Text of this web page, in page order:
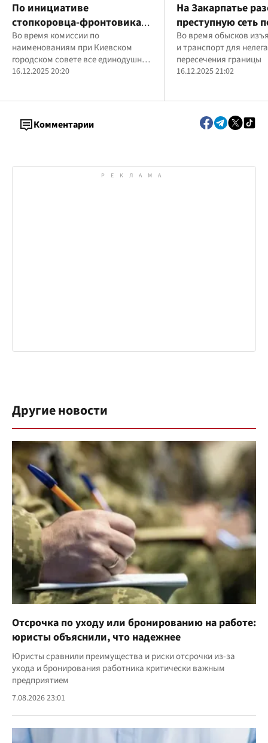
По инициативе
стопкоровца-фронтовика
Владимира Чеславского в
Киеве появится сквер
Героев Теробороны
Во время комиссии по
наименованиям при Киевском
городском совете все единодушно
поддержали инициативу
Теробороны
16.12.2025 20:20
На Закарпатье
преступную сеть
переправке
Словакию: четыре
организатора
Во время обысков
и транспорт для
пересечения границы
16.12.2025 21:02
Комментарии
Другие новости
Отсрочка по уходу или бронированию на работе:
юристы объяснили, что надежнее
Юристы сравнили преимущества и риски отсрочки из-за
ухода и бронирования работника критически важным
предприятием
7.08.2026 23:01